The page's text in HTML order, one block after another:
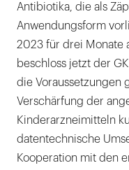
Antibiotika, die als
Anwendungsform
2023 für drei Monate
beschloss jetzt der
die Voraussetzungen
Verschärfung der
Kinderarzneimitteln
datentechnische
Kooperation mit den